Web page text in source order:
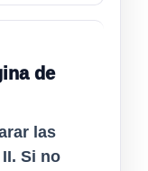
de
las
. Si no